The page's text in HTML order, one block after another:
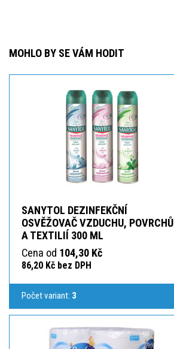
MOHLO BY SE VÁM HODIT
SANYTOL DEZINFEKČNÍ
OSVĚŽOVAČ VZDUCHU, POVRCHŮ
A TEXTILIÍ 300 ML
Cena od 104,30 Kč
86,20 Kč bez DPH
Počet variant: 3